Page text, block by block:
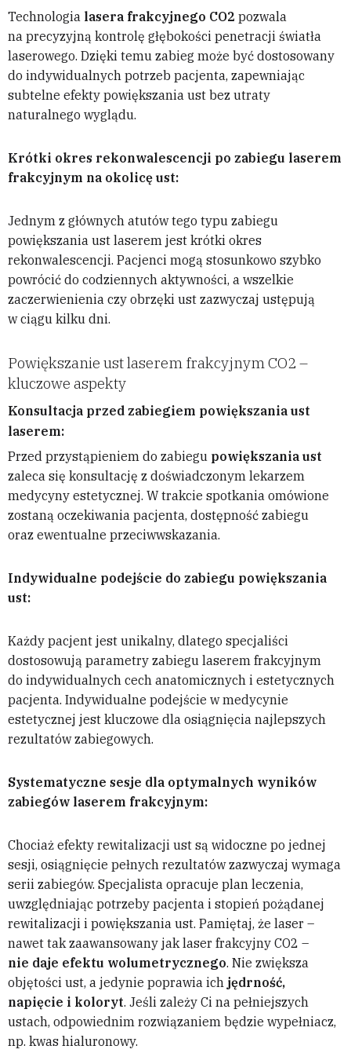
Technologia lasera frakcyjnego CO2 pozwala
na precyzyjną kontrolę głębokości penetracji światła
laserowego. Dzięki temu zabieg może być dostosowany
do indywidualnych potrzeb pacjenta, zapewniając
subtelne efekty powiększania ust bez utraty
naturalnego wyglądu.
Krótki okres rekonwalescencji po zabiegu laserem
frakcyjnym na okolicę ust:
Jednym z głównych atutów tego typu zabiegu
powiększania ust laserem jest krótki okres
rekonwalescencji. Pacjenci mogą stosunkowo szybko
powrócić do codziennych aktywności, a wszelkie
zaczerwienienia czy obrzęki ust zazwyczaj ustępują
w ciągu kilku dni.
Powiększanie ust laserem frakcyjnym CO2 –
kluczowe aspekty
Konsultacja przed zabiegiem powiększania ust
laserem:
Przed przystąpieniem do zabiegu powiększania ust
zaleca się konsultację z doświadczonym lekarzem
medycyny estetycznej. W trakcie spotkania omówione
zostaną oczekiwania pacjenta, dostępność zabiegu
oraz ewentualne przeciwwskazania.
Indywidualne podejście do zabiegu powiększania
ust:
Każdy pacjent jest unikalny, dlatego specjaliści
dostosowują parametry zabiegu laserem frakcyjnym
do indywidualnych cech anatomicznych i estetycznych
pacjenta. Indywidualne podejście w medycynie
estetycznej jest kluczowe dla osiągnięcia najlepszych
rezultatów zabiegowych.
Systematyczne sesje dla optymalnych wyników
zabiegów laserem frakcyjnym:
Chociaż efekty rewitalizacji ust są widoczne po jednej
sesji, osiągnięcie pełnych rezultatów zazwyczaj wymaga
serii zabiegów. Specjalista opracuje plan leczenia,
uwzględniając potrzeby pacjenta i stopień pożądanej
rewitalizacji i powiększania ust. Pamiętaj, że laser –
nawet tak zaawansowany jak laser frakcyjny CO2 –
nie daje efektu wolumetrycznego. Nie zwiększa
objętości ust, a jedynie poprawia ich jędrność,
napięcie i koloryt. Jeśli zależy Ci na pełniejszych
ustach, odpowiednim rozwiązaniem będzie wypełniacz,
np. kwas hialuronowy.